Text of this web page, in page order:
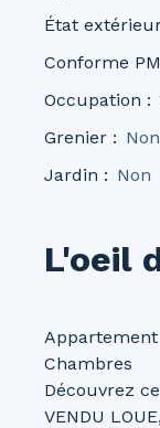
État
Conforme
Occupation :
Grenier : Non
Jardin : Non
L'oeil
Appartement
Chambres
Découvrez
VENDU